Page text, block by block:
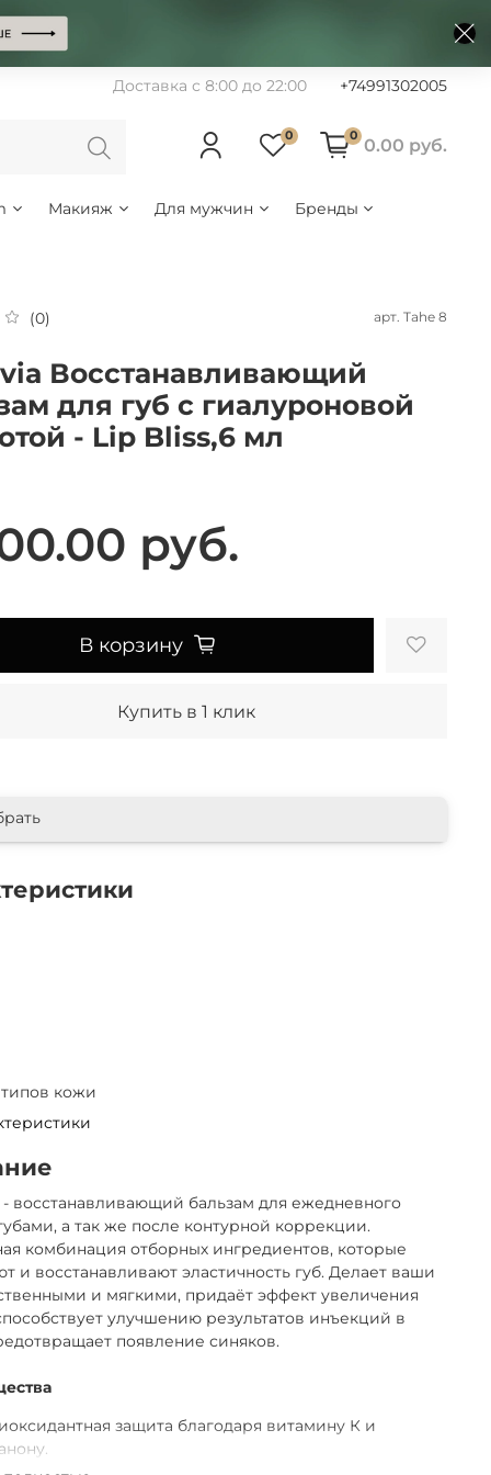
Доставка с 8:00 до 22:00 +74991302005
0 0 0.00 руб.
Макияж Для мужчин Бренды
(0) арт. Tahe 8
Восстанавливающий
для губ с гиалуроновой
- Lip Bliss,6 мл
руб.
В корзину
Купить в 1 клик
кожи
- восстанавливающий бальзам для ежедневного
а так же после контурной коррекции.
комбинация отборных ингредиентов, которые
и восстанавливают эластичность губ. Делает ваши
и мягкими, придаёт эффект увеличения
улучшению результатов инъекций в
появление синяков.
защита благодаря витамину К и